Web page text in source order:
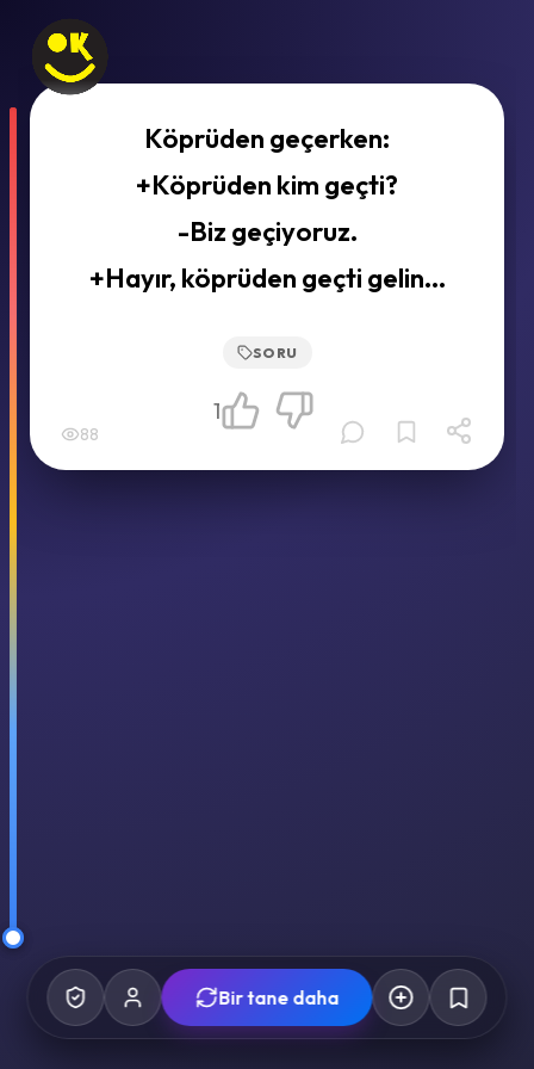
Köprüden geçerken:
+Köprüden kim geçti?
-Biz geçiyoruz.
+Hayır, köprüden geçti gelin...
SORU
88
1
Bir tane daha